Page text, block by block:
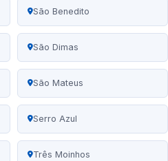
São Benedito
São Dimas
São Mateus
Serro Azul
Três Moinhos